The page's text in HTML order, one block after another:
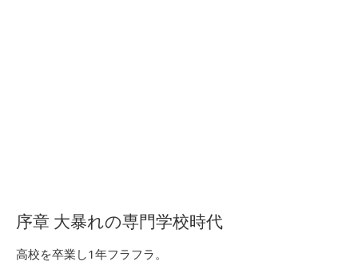
序章 大暴れの専門学校時代
高校を卒業し1年フラフラ。